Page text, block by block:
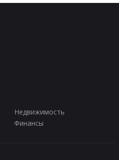
Недвижимость
Финансы